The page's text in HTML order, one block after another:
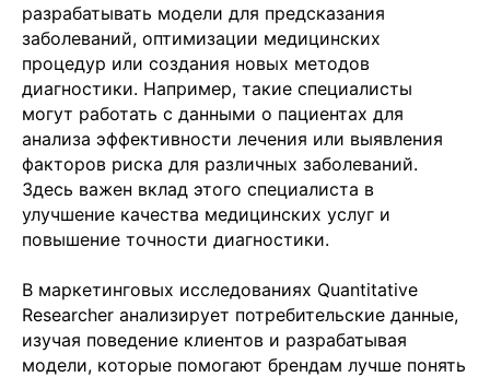
разрабатывать модели для предсказания
заболеваний, оптимизации медицинских
процедур или создания новых методов
диагностики. Например, такие специалисты
могут работать с данными о пациентах для
анализа эффективности лечения или выявления
факторов риска для различных заболеваний.
Здесь важен вклад этого специалиста в
улучшение качества медицинских услуг и
повышение точности диагностики.
В маркетинговых исследованиях Quantitative
Researcher анализирует потребительские данные,
изучая поведение клиентов и разрабатывая
модели, которые помогают брендам лучше понять
Подобрать специалиста?
+7
Мы направим вам коммерческое
предложение в течении часа!
Заполняя данную форму, вы даетеСогласие на
обработку Персональных данных
и соглашаетесь с
Политикой в отношении обработки персональных
данных